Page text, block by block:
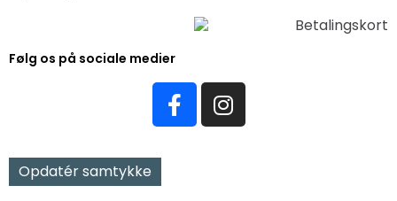
Følg os på sociale medier
Opdatér samtykke